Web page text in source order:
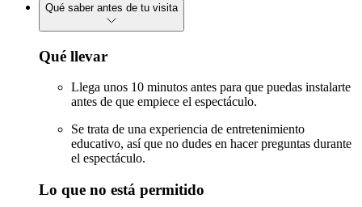
Qué saber antes de tu visita
Qué llevar
Llega unos 10 minutos antes para que puedas instalarte
antes de que empiece el espectáculo.
Se trata de una experiencia de entretenimiento
educativo, así que no dudes en hacer preguntas durante
el espectáculo.
Lo que no está permitido